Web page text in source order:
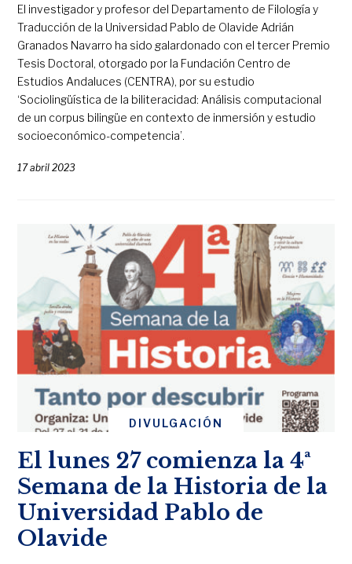
El investigador y profesor del Departamento de Filología y
Traducción de la Universidad Pablo de Olavide Adrián
Granados Navarro ha sido galardonado con el tercer Premio
Tesis Doctoral, otorgado por la Fundación Centro de
Estudios Andaluces (CENTRA), por su estudio
‘Sociolingüística de la biliteracidad: Análisis computacional
de un corpus bilingüe en contexto de inmersión y estudio
socioeconómico-competencia’.
17 abril 2023
DIVULGACIÓN
El lunes 27 comienza la 4ª
Semana de la Historia de la
Universidad Pablo de
Olavide